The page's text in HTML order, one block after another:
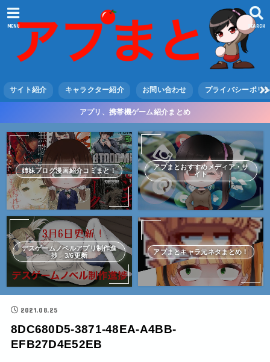
SEARCH
MENU
サイト紹介 キャラクター紹介 お問い合わせ プライバシーポリ
アプリ、携帯機ゲーム紹介まとめ
姉妹ブログ漫画紹介コミまと！
アプまとおすすめメディア・サ
イト
デスゲームノベルアプリ制作進
捗 3/6更新
アプまとキャラ元ネタまとめ！
2021.08.25
8DC680D5-3871-48EA-A4BB-
EFB27D4E52EB